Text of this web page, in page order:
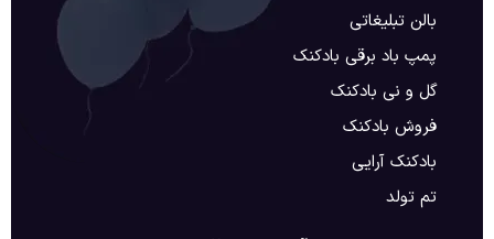
بالن تبلیغاتی
پمپ باد برقی بادکنک
گل و نی بادکنک
فروش بادکنک
بادکنک آرایی
تم تولد